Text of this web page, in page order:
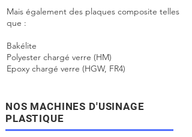
Mais également des plaques composite telles
que :
Bakélite
Polyester chargé verre (HM)
Epoxy chargé verre (HGW, FR4)
NOS MACHINES D'USINAGE
PLASTIQUE